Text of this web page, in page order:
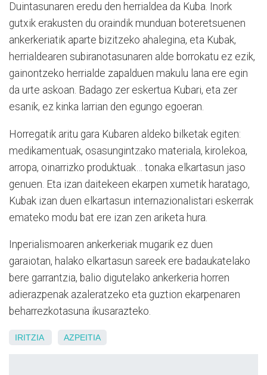
Duintasunaren eredu den herrialdea da Kuba. Inork
gutxik erakusten du oraindik munduan boteretsuenen
ankerkeriatik aparte bizitzeko ahalegina, eta Kubak,
herrialdearen subiranotasunaren alde borrokatu ez ezik,
gainontzeko herrialde zapalduen makulu lana ere egin
da urte askoan. Badago zer eskertua Kubari, eta zer
esanik, ez kinka larrian den egungo egoeran.
Horregatik aritu gara Kubaren aldeko bilketak egiten:
medikamentuak, osasungintzako materiala, kirolekoa,
arropa, oinarrizko produktuak… tonaka elkartasun jaso
genuen. Eta izan daitekeen ekarpen xumetik haratago,
Kubak izan duen elkartasun internazionalistari eskerrak
emateko modu bat ere izan zen ariketa hura.
Inperialismoaren ankerkeriak mugarik ez duen
garaiotan, halako elkartasun sareek ere badaukatelako
bere garrantzia, balio digutelako ankerkeria horren
adierazpenak azaleratzeko eta guztion ekarpenaren
beharrezkotasuna ikusarazteko.
IRITZIA AZPEITIA